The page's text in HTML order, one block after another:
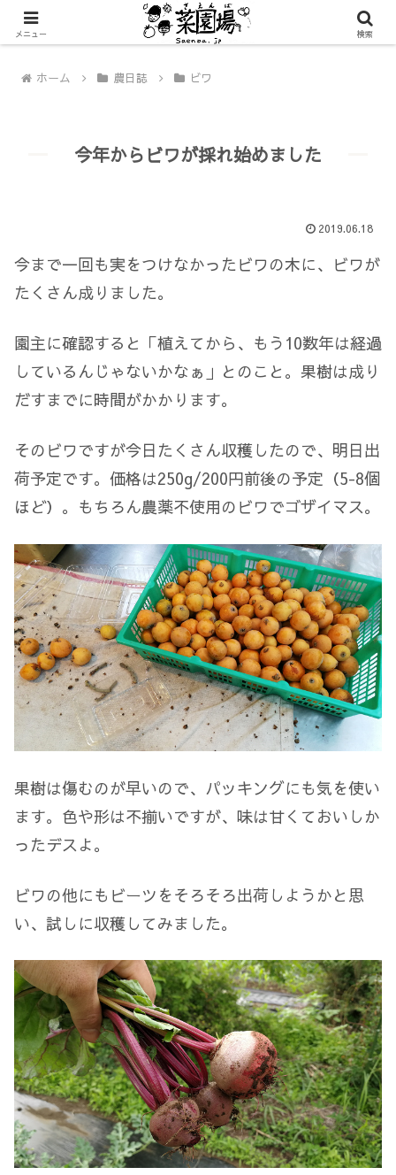
ホーム 農日誌 ビワ
今年からビワが採れ始めました
2019.06.18
今まで一回も実をつけなかったビワの木に、ビワが
たくさん成りました。
園主に確認すると「植えてから、もう10数年は経過
しているんじゃないかなぁ」とのこと。果樹は成り
だすまでに時間がかかります。
そのビワですが今日たくさん収穫したので、明日出
荷予定です。価格は250g/200円前後の予定（5-8個
ほど）。もちろん農薬不使用のビワでゴザイマス。
果樹は傷むのが早いので、パッキングにも気を使い
ます。色や形は不揃いですが、味は甘くておいしか
ったデスよ。
ビワの他にもビーツをそろそろ出荷しようかと思
い、試しに収穫してみました。
メニュー 検索